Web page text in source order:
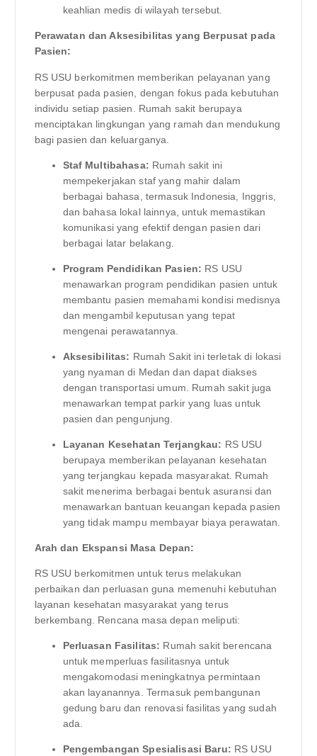
keahlian medis di wilayah tersebut.
Perawatan dan Aksesibilitas yang Berpusat pada
Pasien:
RS USU berkomitmen memberikan pelayanan yang
berpusat pada pasien, dengan fokus pada kebutuhan
individu setiap pasien. Rumah sakit berupaya
menciptakan lingkungan yang ramah dan mendukung
bagi pasien dan keluarganya.
Staf Multibahasa: Rumah sakit ini
mempekerjakan staf yang mahir dalam
berbagai bahasa, termasuk Indonesia, Inggris,
dan bahasa lokal lainnya, untuk memastikan
komunikasi yang efektif dengan pasien dari
berbagai latar belakang.
Program Pendidikan Pasien: RS USU
menawarkan program pendidikan pasien untuk
membantu pasien memahami kondisi medisnya
dan mengambil keputusan yang tepat
mengenai perawatannya.
Aksesibilitas: Rumah Sakit ini terletak di lokasi
yang nyaman di Medan dan dapat diakses
dengan transportasi umum. Rumah sakit juga
menawarkan tempat parkir yang luas untuk
pasien dan pengunjung.
Layanan Kesehatan Terjangkau: RS USU
berupaya memberikan pelayanan kesehatan
yang terjangkau kepada masyarakat. Rumah
sakit menerima berbagai bentuk asuransi dan
menawarkan bantuan keuangan kepada pasien
yang tidak mampu membayar biaya perawatan.
Arah dan Ekspansi Masa Depan:
RS USU berkomitmen untuk terus melakukan
perbaikan dan perluasan guna memenuhi kebutuhan
layanan kesehatan masyarakat yang terus
berkembang. Rencana masa depan meliputi:
Perluasan Fasilitas: Rumah sakit berencana
untuk memperluas fasilitasnya untuk
mengakomodasi meningkatnya permintaan
akan layanannya. Termasuk pembangunan
gedung baru dan renovasi fasilitas yang sudah
ada.
Pengembangan Spesialisasi Baru: RS USU